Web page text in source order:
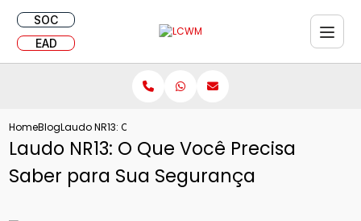
SOC
EAD
HomeBlogLaudo NR13: O Que Você Precisa Saber para Sua Segurança
Laudo NR13: O Que Você Precisa
Saber para Sua Segurança